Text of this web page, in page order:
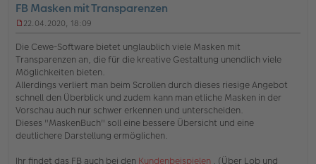
FB Masken mit Transparenzen
g
e
l
e
s
n
e
r
e
22.04.2020, 18:09
Die Cewe-Software bietet unglaublich viele Masken mit
Transparenzen an, die für die kreative Gestaltung unendlich viele
Möglichkeiten bieten.
Allerdings verliert man beim Scrollen durch dieses riesige Angebot
schnell den Überblick und zudem kann man etliche Masken in der
Vorschau auch nur schwer erkennen und unterscheiden.
Dieses "MaskenBuch" soll eine bessere Übersicht und eine
deutlichere Darstellung ermöglichen.
Ihr findet das FB auch bei den Kundenbeispielen . (Über Lob und